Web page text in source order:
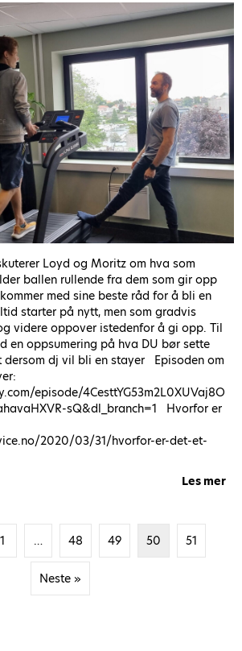
Loyd og Moritz om hva som
ballen rullende fra dem som gir opp
med sine beste råd for å bli en
starter på nytt, men som gradvis
videre oppover istedenfor å gi opp. Til
en oppsumering på hva DU bør sette
dersom dj vil bli en stayer Episoden om
episode/4CesttYG53m2L0XUVaj8O
sQ&dl_branch=1 Hvorfor er
2020/03/31/hvorfor-er-det-et-
Les mer
1 … 48 49 50 51
Neste »